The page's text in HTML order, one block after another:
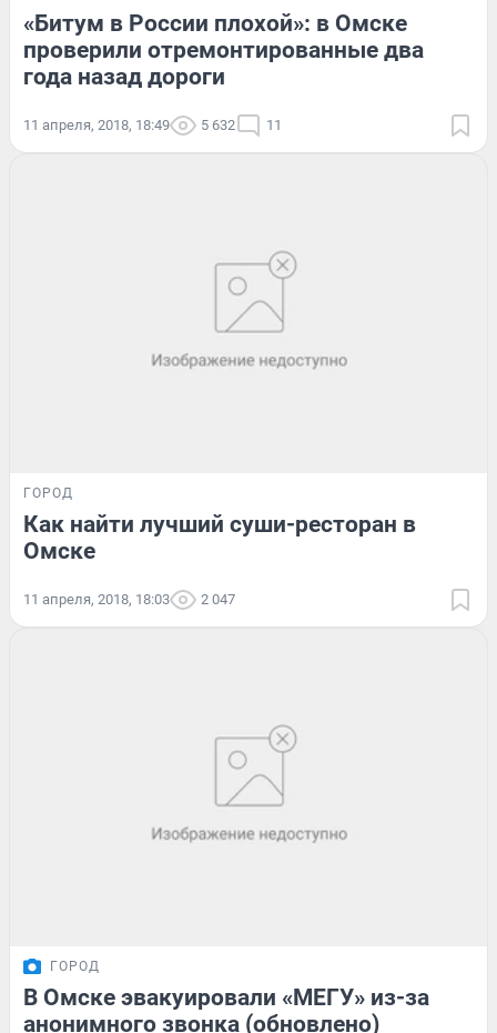
«Битум в России плохой»: в Омске
проверили отремонтированные два
года назад дороги
11 апреля, 2018, 18:49 5 632 11
ГОРОД
Как найти лучший суши-ресторан в
Омске
11 апреля, 2018, 18:03 2 047
ГОРОД
В Омске эвакуировали «МЕГУ» из-за
анонимного звонка (обновлено)